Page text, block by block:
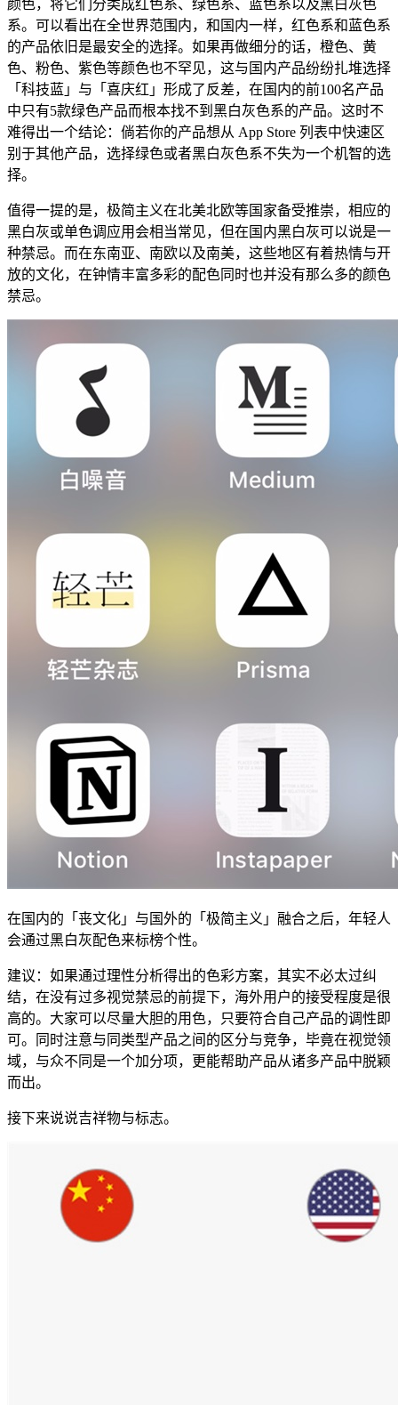
颜色，将它们分类成红色系、绿色系、蓝色系以及黑白灰色
系。可以看出在全世界范围内，和国内一样，红色系和蓝色系
的产品依旧是最安全的选择。如果再做细分的话，橙色、黄
色、粉色、紫色等颜色也不罕见，这与国内产品纷纷扎堆选择
「科技蓝」与「喜庆红」形成了反差，在国内的前100名产品
中只有5款绿色产品而根本找不到黑白灰色系的产品。这时不
难得出一个结论：倘若你的产品想从 App Store 列表中快速区
别于其他产品，选择绿色或者黑白灰色系不失为一个机智的选
择。
值得一提的是，极简主义在北美北欧等国家备受推崇，相应的
黑白灰或单色调应用会相当常见，但在国内黑白灰可以说是一
种禁忌。而在东南亚、南欧以及南美，这些地区有着热情与开
放的文化，在钟情丰富多彩的配色同时也并没有那么多的颜色
禁忌。
在国内的「丧文化」与国外的「极简主义」融合之后，年轻人
会通过黑白灰配色来标榜个性。
建议：如果通过理性分析得出的色彩方案，其实不必太过纠
结，在没有过多视觉禁忌的前提下，海外用户的接受程度是很
高的。大家可以尽量大胆的用色，只要符合自己产品的调性即
可。同时注意与同类型产品之间的区分与竞争，毕竟在视觉领
域，与众不同是一个加分项，更能帮助产品从诸多产品中脱颖
而出。
接下来说说吉祥物与标志。